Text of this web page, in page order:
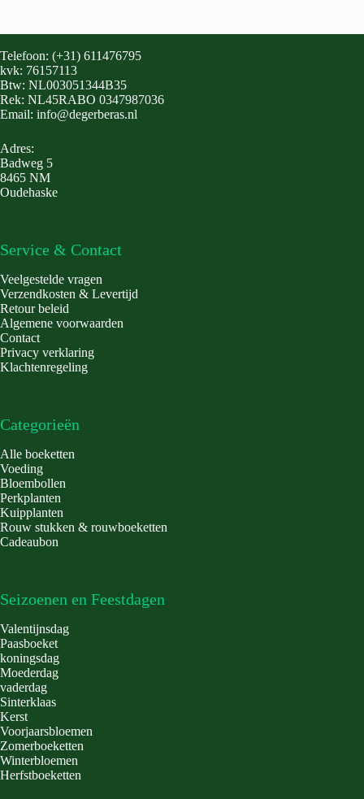
Telefoon: (+31) 611476795
kvk: 76157113
Btw: NL003051344B35
Rek: NL45RABO 0347987036
Email: info@degerberas.nl
Adres:
Badweg 5
8465 NM
Oudehaske
Service & Contact
Veelgestelde vragen
Verzendkosten & Levertijd
Retour beleid
Algemene voorwaarden
Contact
Privacy verklaring
Klachtenregeling
Categorieën
Alle boeketten
Voeding
Bloembollen
Perkplanten
Kuipplanten
Rouw stukken & rouwboeketten
Cadeaubon
Seizoenen en Feestdagen
Valentijnsdag
Paasboeket
koningsdag
Moederdag
vaderdag
Sinterklaas
Kerst
Voorjaarsbloemen
Zomerboeketten
Winterbloemen
Herfstboeketten